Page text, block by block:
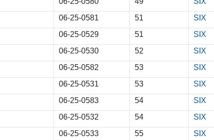
06-25-0581 51 SIX
06-25-0529 51 SIX
06-25-0530 52 SIX
06-25-0582 53 SIX
06-25-0531 53 SIX
06-25-0583 54 SIX
06-25-0532 54 SIX
06-25-0533 55 SIX